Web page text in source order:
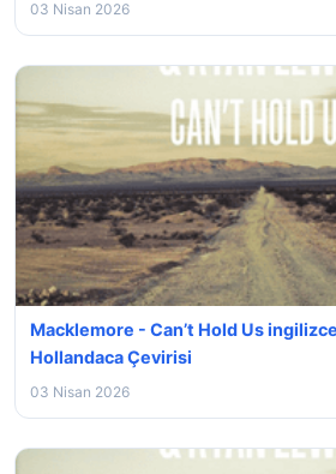
03 Nisan 2026
Macklemore - Can’t Hold Us
Hollandaca Çevirisi
03 Nisan 2026